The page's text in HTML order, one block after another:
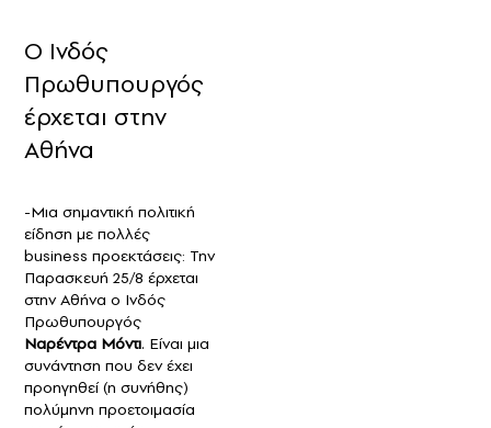
Ο Ινδός
Πρωθυπουργός
έρχεται στην
Αθήνα
-Μια σημαντική πολιτική
είδηση με πολλές
business προεκτάσεις: Την
Παρασκευή 25/8 έρχεται
στην Αθήνα ο Ινδός
Πρωθυπουργός
Ναρέντρα Μόντι. Είναι μια
συνάντηση που δεν έχει
προηγηθεί (η συνήθης)
πολύμηνη προετοιμασία